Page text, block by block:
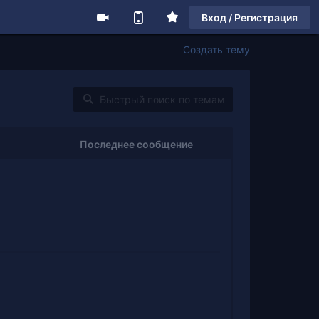
Вход / Регистрация
Создать тему
Последнее сообщение